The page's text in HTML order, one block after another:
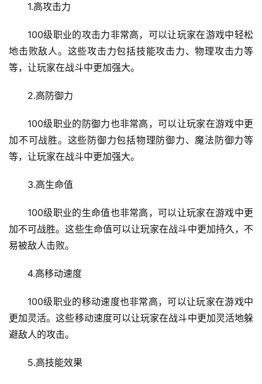
1.高攻击力
100级职业的攻击力非常高，可以让玩家在游戏中轻松
地击败敌人。这些攻击力包括技能攻击力、物理攻击力等
等，让玩家在战斗中更加强大。
2.高防御力
100级职业的防御力也非常高，可以让玩家在游戏中更
加不可战胜。这些防御力包括物理防御力、魔法防御力等
等，让玩家在战斗中更加强大。
3.高生命值
100级职业的生命值也非常高，可以让玩家在游戏中更
加不可战胜。这些生命值可以让玩家在战斗中更加持久，不
易被敌人击败。
4.高移动速度
100级职业的移动速度也非常高，可以让玩家在游戏中
更加灵活。这些移动速度可以让玩家在战斗中更加灵活地躲
避敌人的攻击。
5.高技能效果